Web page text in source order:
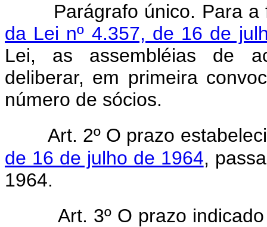
Parágrafo único. Para a
da Lei nº 4.357, de 16 de
Lei, as assembléias de
deliberar, em primeira
número de sócios.
Art. 2º O prazo
de 16 de julho de 1964,
1964.
Art. 3º O prazo